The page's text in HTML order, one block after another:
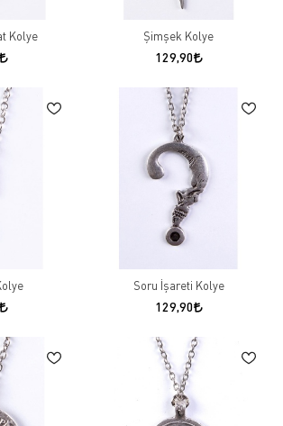
Kolye Şimşek Kolye
129,90
Soru İşareti Kolye
129,90